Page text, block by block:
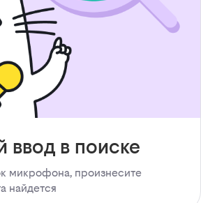
ввод в поиске
микрофона, произнесите
найдется